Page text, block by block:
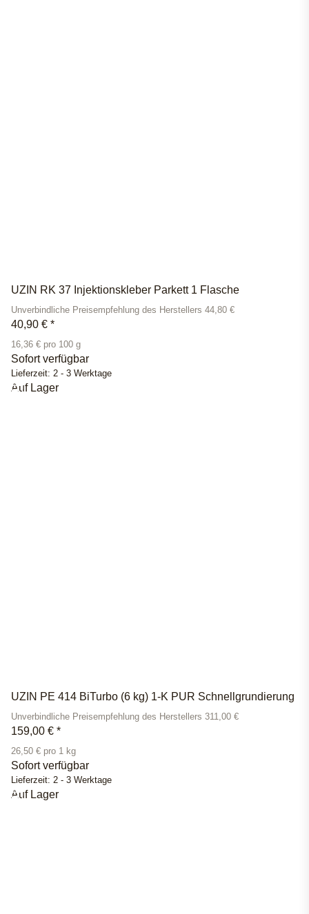
UZIN RK 37 Injektionskleber Parkett 1 Flasche
Unverbindliche Preisempfehlung des Herstellers 44,80 €
40,90 € *
16,36 € pro 100 g
Sofort verfügbar
Lieferzeit: 2 - 3 Werktage
Auf Lager
UZIN PE 414 BiTurbo (6 kg) 1-K PUR Schnellgrundierung
Unverbindliche Preisempfehlung des Herstellers 311,00 €
159,00 € *
26,50 € pro 1 kg
Sofort verfügbar
Lieferzeit: 2 - 3 Werktage
Auf Lager